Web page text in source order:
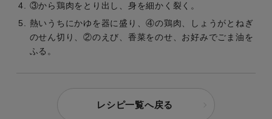
③から鶏肉をとり出し、身を細かく裂く。
熱いうちにかゆを器に盛り、④の鶏肉、しょうがとねぎ
のせん切り、②のえび、香菜をのせ、お好みでごま油を
ふる。
レシピ一覧へ戻る